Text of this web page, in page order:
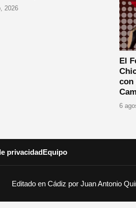
2026
El
con
6
privacidadEquipo
Editado en Cádiz por Juan Antonio